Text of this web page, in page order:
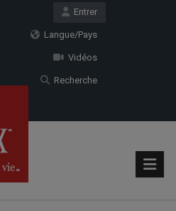
Entrer
Langue/Pays
Vidéos
Recherche